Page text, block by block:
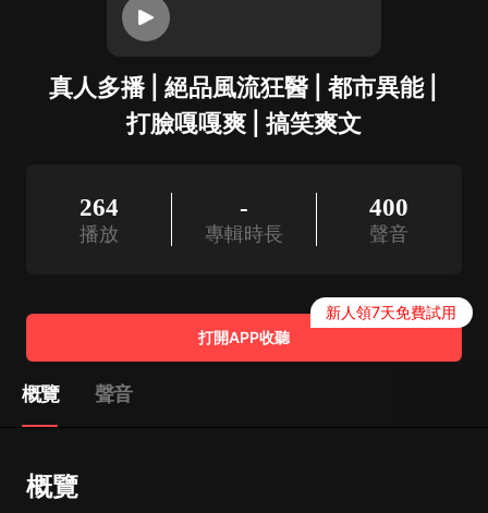
真人多播 | 絕品風流狂醫 | 都市異能 |
打臉嘎嘎爽 | 搞笑爽文
264
播放
-
專輯時長
400
聲音
打開APP收聽
新人領7天免費試用
概覽 聲音
概覽